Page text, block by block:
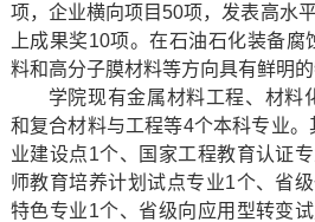
项，企业横向项目50项，发表高水
上成果奖10项。在石油石化装备
料和高分子膜材料等方向具有鲜明的
学院现有金属材料工程、材料
和复合材料与工程等4个本科专业
业建设点1个、国家工程教育认证
师教育培养计划试点专业1个、省
特色专业1个、省级向应用型转变